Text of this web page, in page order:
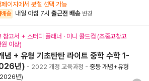
페이지에서 분철 선택 가능
배송 내일 아침 7시 출근전 배송 변경
참고서 + 스터디 플래너 · 미니 콜드컵 (초중고참고
이상)
념 + 유형 기초탄탄 라이트 중학 수학 1-
년) - 2022 개정 교육과정 - 중등 개념+유형
년)